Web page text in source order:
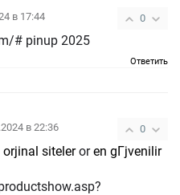
0
в 17:44
# pinup 2025
Ответить
0
в 22:36
orjinal siteleroren gГјvenilir